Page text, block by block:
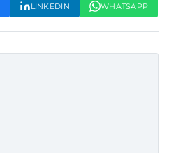
LINKEDIN WHATSAPP